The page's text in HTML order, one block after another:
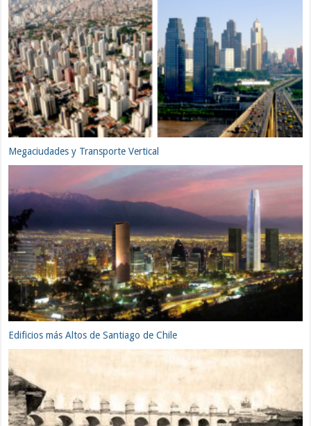
Megaciudades y Transporte Vertical
Edificios más Altos de Santiago de Chile